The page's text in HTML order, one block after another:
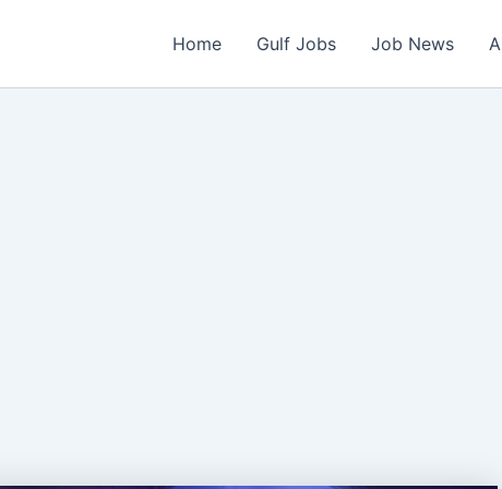
Home Gulf Jobs Job News